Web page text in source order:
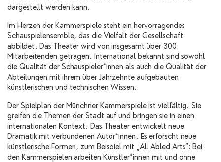
dargestellt werden kann.
Im Herzen der Kammerspiele steht ein hervorragendes
Schauspielensemble, das die Vielfalt der Gesellschaft
abbildet. Das Theater wird von insgesamt über 300
Mitarbeitenden getragen. International bekannt sind sowohl
die Qualität der Schauspieler*innen als auch die Qualität der
Abteilungen mit ihrem über Jahrzehnte aufgebauten
künstlerischen und technischen Wissen.
Der Spielplan der Münchner Kammerspiele ist vielfältig. Sie
greifen die Themen der Stadt auf und bringen sie in einen
internationalen Kontext. Das Theater entwickelt neue
Dramatik mit verbundenen Autor*innen. Es erforscht neue
künstlerische Formen, zum Beispiel mit „All Abled Arts“: Bei
den Kammerspielen arbeiten Künstler*innen mit und ohne